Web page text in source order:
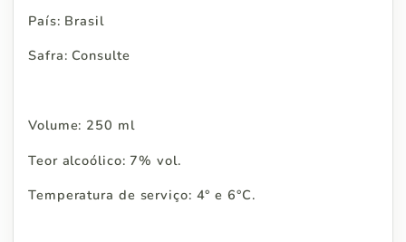
País: Brasil
Safra: Consulte
Volume: 250 ml
Teor alcoólico: 7% vol.
Temperatura de serviço: 4° e 6°C.